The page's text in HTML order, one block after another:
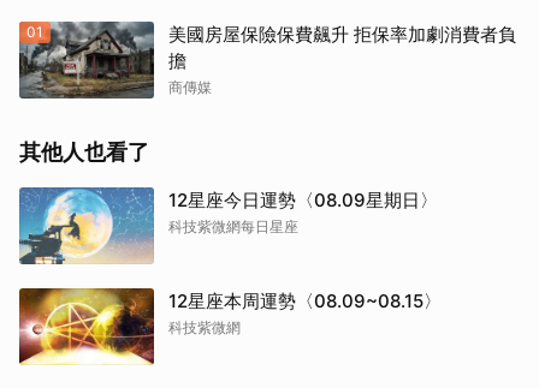
01
美國房屋保險保費飆升 拒保率加劇消費者負
擔
商傳媒
其他人也看了
12星座今日運勢〈08.09星期日〉
科技紫微網每日星座
12星座本周運勢〈08.09~08.15〉
科技紫微網